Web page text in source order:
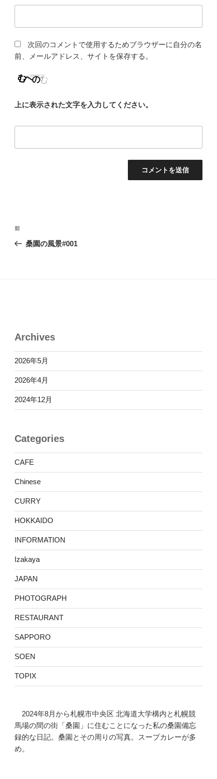
次回のコメントで使用するためブラウザーに自分の名
前、メールアドレス、サイトを保存する。
上に表示された文字を入力してください。
投
ン
前
の
前
桑園の風景#001
Archives
2026年5月
2026年4月
2024年12月
Categories
CAFE
Chinese
CURRY
HOKKAIDO
INFORMATION
Izakaya
JAPAN
PHOTOGRAPH
RESTAURANT
SAPPORO
SOEN
TOPIX
2024年8月から札幌市中央区 北海道大学構内と札幌競
馬場の間の街「桑園」に住むことになった私の桑園備忘
録的な日記。桑園とその周りの写真。スープカレーが多
め。